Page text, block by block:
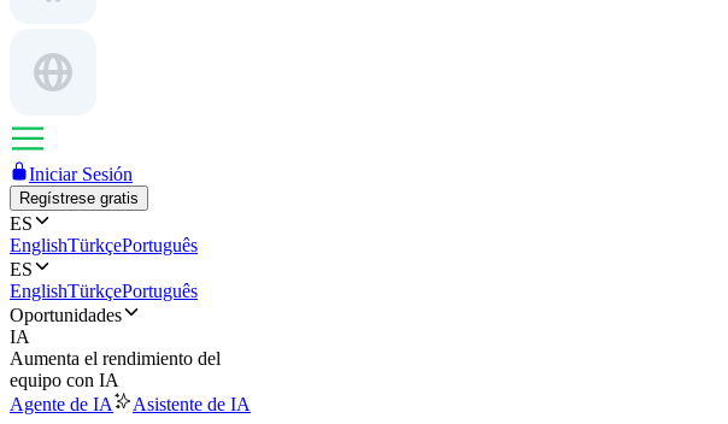
Iniciar Sesión
Regístrese gratis
ES
EnglishTürkçePortuguês
ES
EnglishTürkçePortuguês
Oportunidades
IA
Aumenta el rendimiento del
equipo con IA
Agente de IA
Asistente de IA